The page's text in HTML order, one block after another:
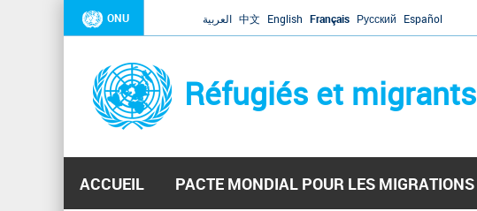
ONU العربية 中文 English Français Русский Español
Réfugiés et migrants
ACCUEIL PACTE MONDIAL POUR LES MIGRATIONS